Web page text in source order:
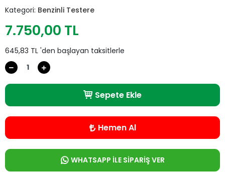
Kategori: Benzinli Testere
7.750,00 TL
645,83 TL 'den başlayan taksitlerle
Sepete Ekle
Hemen Al
WHATSAPP İLE SİPARİŞ VER